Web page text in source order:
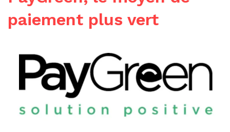
paiement plus vert